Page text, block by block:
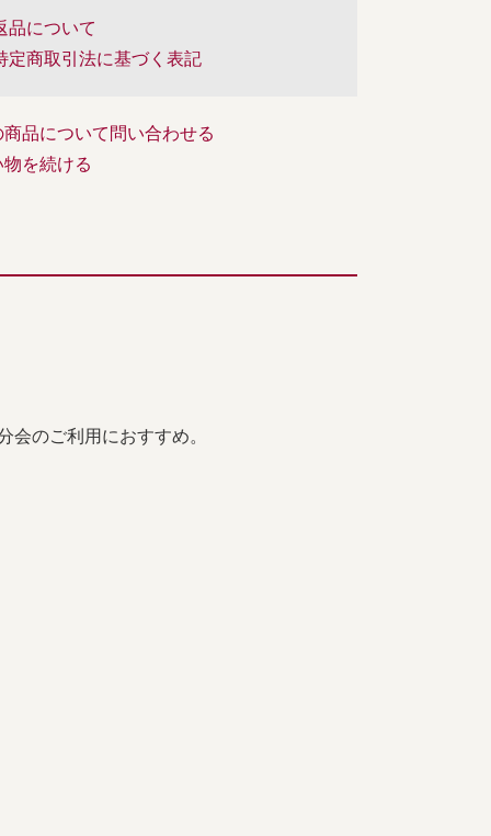
品について
定商取引法に基づく表記
商品について問い合わせる
物を続ける
のご利用におすすめ。